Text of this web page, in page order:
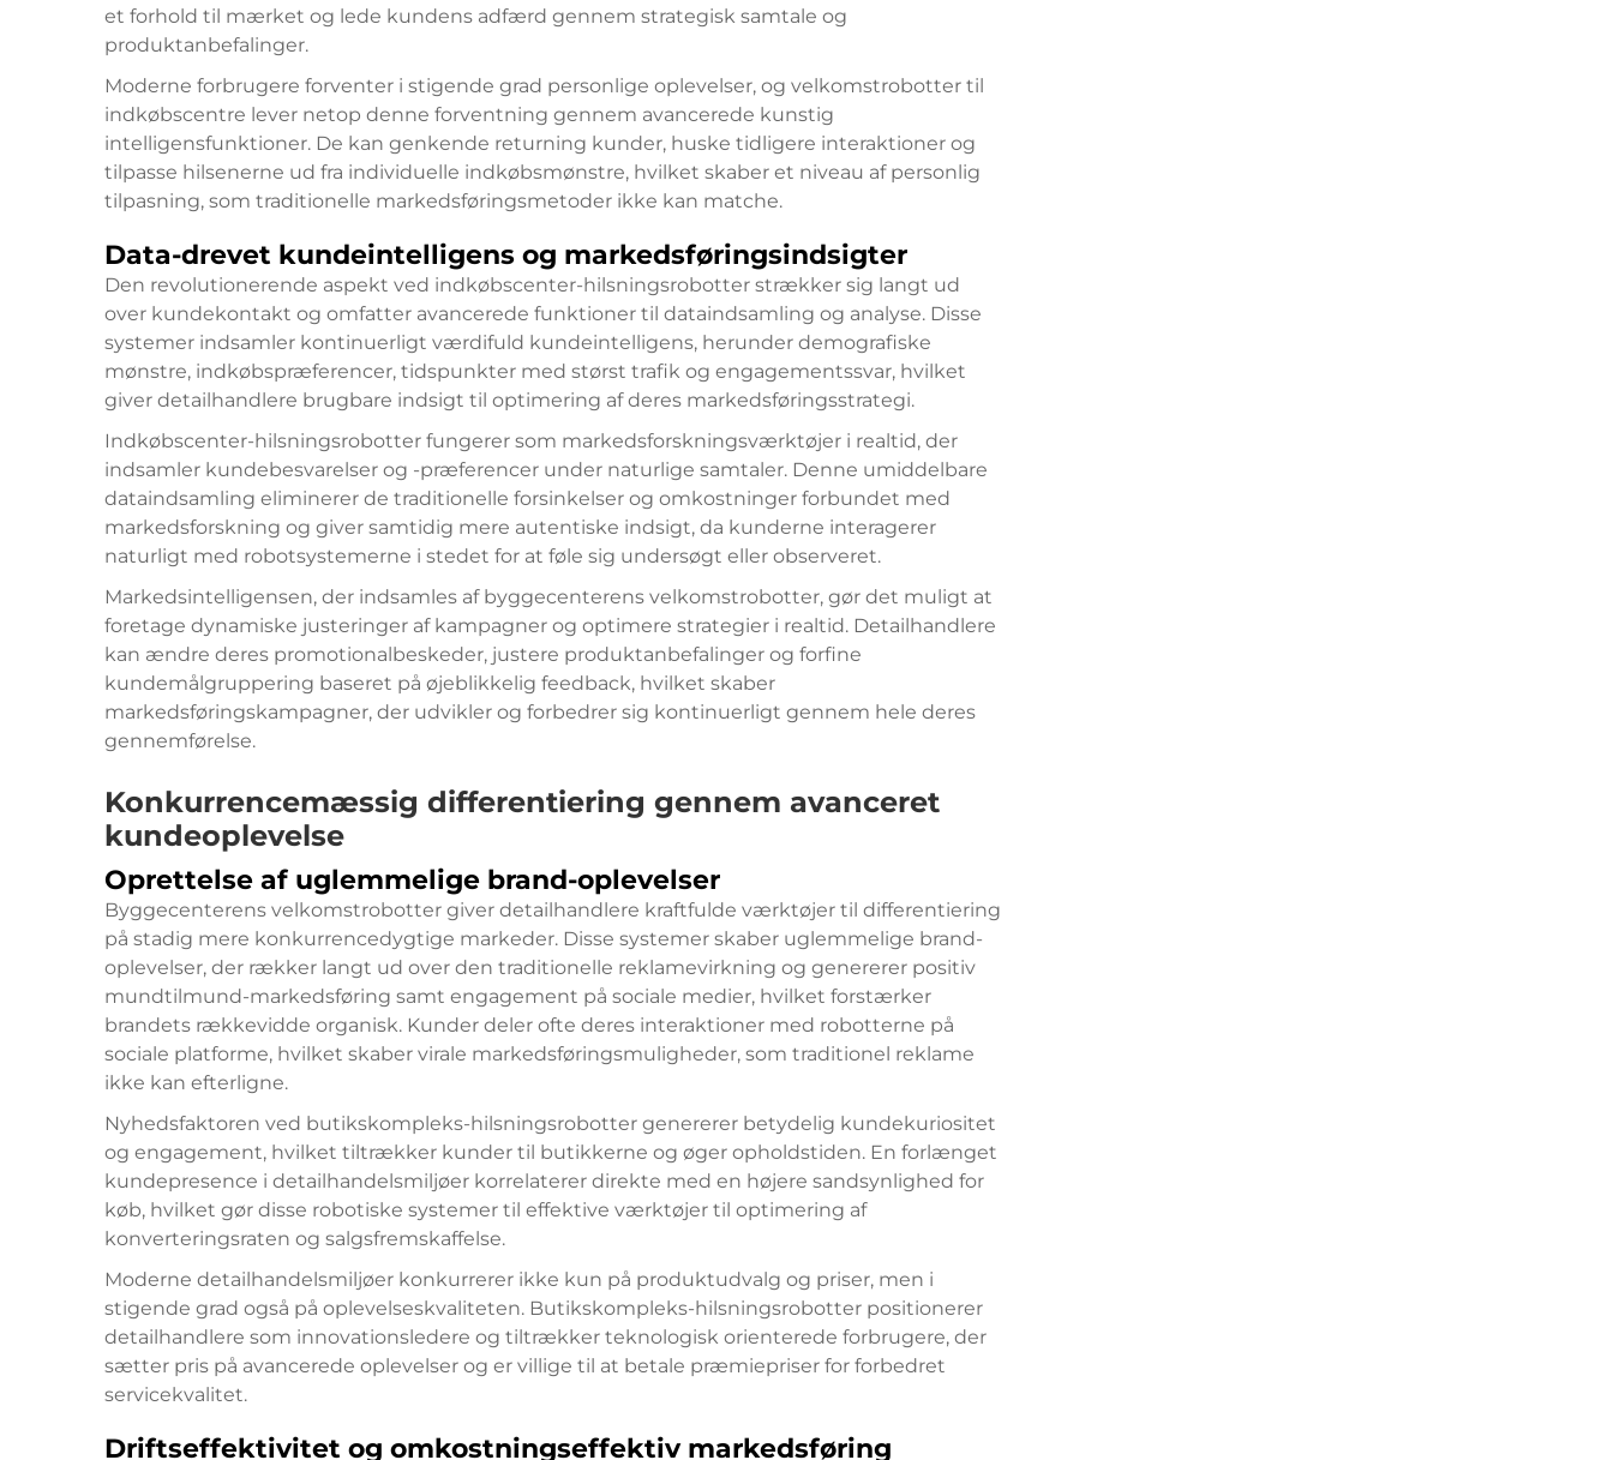
et forhold til mærket og lede kundens adfærd gennem strategisk samtale og
produktanbefalinger.
Moderne forbrugere forventer i stigende grad personlige oplevelser, og velkomstrobotter til
indkøbscentre lever netop denne forventning gennem avancerede kunstig
intelligensfunktioner. De kan genkende returning kunder, huske tidligere interaktioner og
tilpasse hilsenerne ud fra individuelle indkøbsmønstre, hvilket skaber et niveau af personlig
tilpasning, som traditionelle markedsføringsmetoder ikke kan matche.
Data-drevet kundeintelligens og markedsføringsindsigter
Den revolutionerende aspekt ved indkøbscenter-hilsningsrobotter strækker sig langt ud
over kundekontakt og omfatter avancerede funktioner til dataindsamling og analyse. Disse
systemer indsamler kontinuerligt værdifuld kundeintelligens, herunder demografiske
mønstre, indkøbspræferencer, tidspunkter med størst trafik og engagementssvar, hvilket
giver detailhandlere brugbare indsigt til optimering af deres markedsføringsstrategi.
Indkøbscenter-hilsningsrobotter fungerer som markedsforskningsværktøjer i realtid, der
indsamler kundebesvarelser og -præferencer under naturlige samtaler. Denne umiddelbare
dataindsamling eliminerer de traditionelle forsinkelser og omkostninger forbundet med
markedsforskning og giver samtidig mere autentiske indsigt, da kunderne interagerer
naturligt med robotsystemerne i stedet for at føle sig undersøgt eller observeret.
Markedsintelligensen, der indsamles af byggecenterens velkomstrobotter, gør det muligt at
foretage dynamiske justeringer af kampagner og optimere strategier i realtid. Detailhandlere
kan ændre deres promotionalbeskeder, justere produktanbefalinger og forfine
kundemålgruppering baseret på øjeblikkelig feedback, hvilket skaber
markedsføringskampagner, der udvikler og forbedrer sig kontinuerligt gennem hele deres
gennemførelse.
Konkurrencemæssig differentiering gennem avanceret
kundeoplevelse
Oprettelse af uglemmelige brand-oplevelser
Byggecenterens velkomstrobotter giver detailhandlere kraftfulde værktøjer til differentiering
på stadig mere konkurrencedygtige markeder. Disse systemer skaber uglemmelige brand-
oplevelser, der rækker langt ud over den traditionelle reklamevirkning og genererer positiv
mundtilmund-markedsføring samt engagement på sociale medier, hvilket forstærker
brandets rækkevidde organisk. Kunder deler ofte deres interaktioner med robotterne på
sociale platforme, hvilket skaber virale markedsføringsmuligheder, som traditionel reklame
ikke kan efterligne.
Nyhedsfaktoren ved butikskompleks-hilsningsrobotter genererer betydelig kundekuriositet
og engagement, hvilket tiltrækker kunder til butikkerne og øger opholdstiden. En forlænget
kundepresence i detailhandelsmiljøer korrelaterer direkte med en højere sandsynlighed for
køb, hvilket gør disse robotiske systemer til effektive værktøjer til optimering af
konverteringsraten og salgsfremskaffelse.
Moderne detailhandelsmiljøer konkurrerer ikke kun på produktudvalg og priser, men i
stigende grad også på oplevelseskvaliteten. Butikskompleks-hilsningsrobotter positionerer
detailhandlere som innovationsledere og tiltrækker teknologisk orienterede forbrugere, der
sætter pris på avancerede oplevelser og er villige til at betale præmiepriser for forbedret
servicekvalitet.
Driftseffektivitet og omkostningseffektiv markedsføring